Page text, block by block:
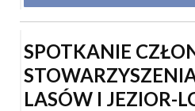
SPOTKANIE
LASÓW I JEZIOR-